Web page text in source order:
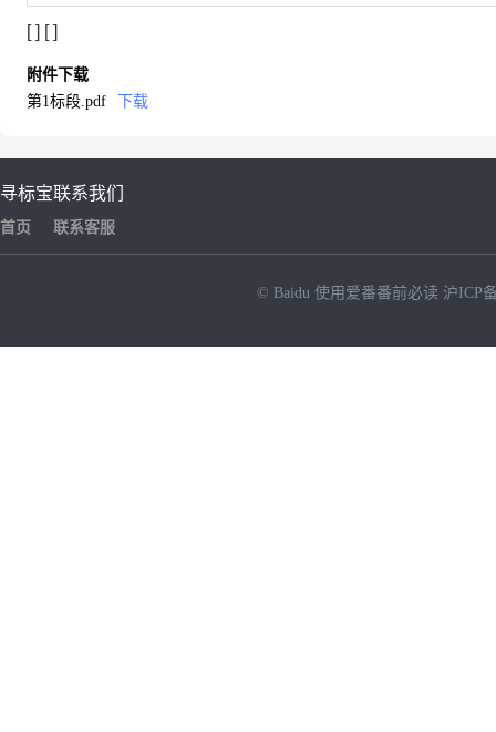
[] []
附件下载
第1标段.pdf
下载
寻标宝
首页
联系我们
联系客服
© Baidu 使用爱番番前必读 沪ICP